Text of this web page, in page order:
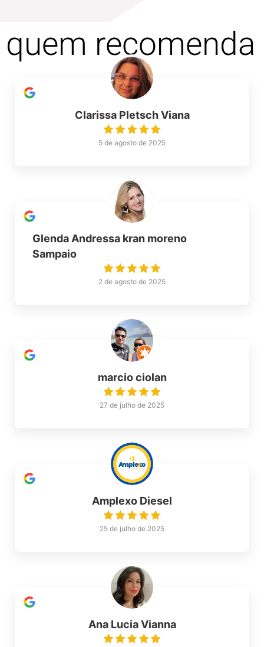
quem recomenda
Clarissa Pletsch Viana
5 de agosto de 2025
Glenda Andressa kran moreno
Sampaio
2 de agosto de 2025
marcio ciolan
27 de julho de 2025
Amplexo Diesel
25 de julho de 2025
Ana Lucia Vianna